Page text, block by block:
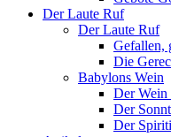
Der Laute Ruf
Der Laute Ruf
Gefallen,
Die
Babylons Wein
Der Wein
Der
Der